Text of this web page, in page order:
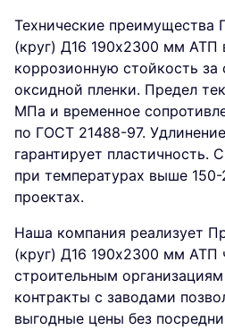
Технические
(круг) Д16 190х2300 мм
коррозионную стойкость за
оксидной пленки. Предел
МПа и временное
по ГОСТ 21488-97.
гарантирует пластичность.
при температурах выше 150-
проектах.
Наша компания реализует
(круг) Д16 190х2300 мм АТП
строительным
контракты с заводами
выгодные цены без